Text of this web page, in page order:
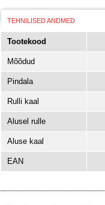
TEHNILISED ANDMED
Tootekood
Mõõdud
Pindala
Rulli kaal
Alusel rulle
Aluse kaal
EAN